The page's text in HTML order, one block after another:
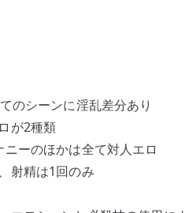
のシーンに淫乱差分あり
が2種類
ーのほかは全て対人エロ
射精は1回のみ